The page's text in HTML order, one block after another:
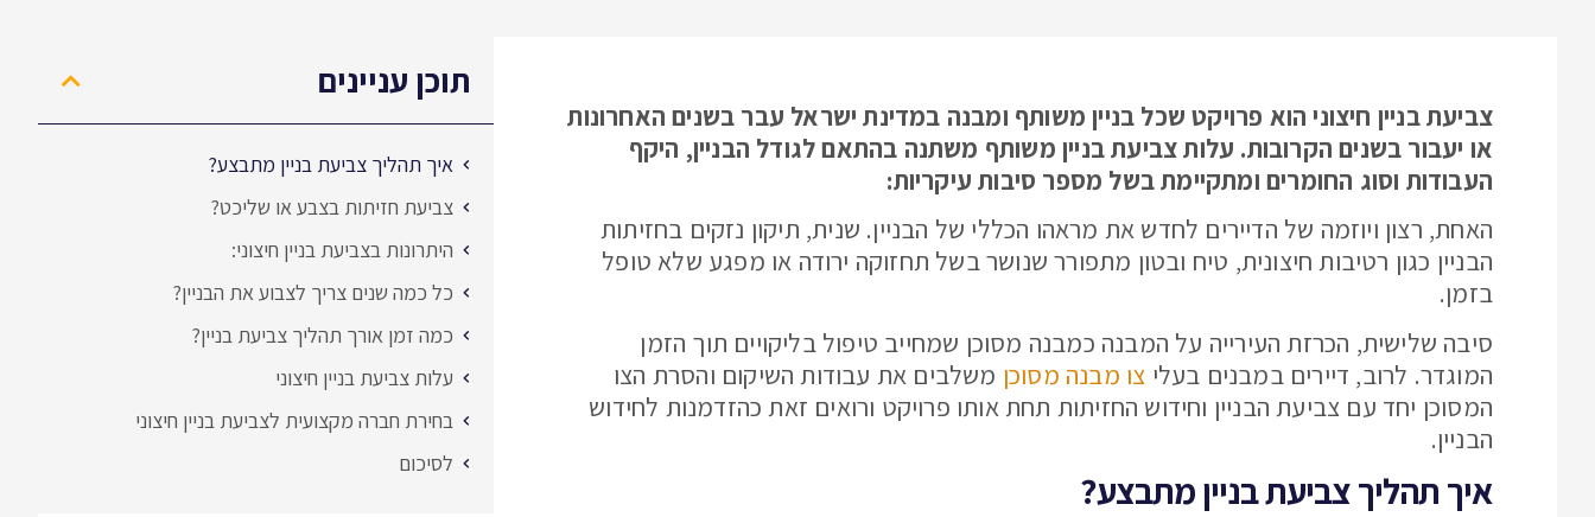
צביעת בניין חיצוני הוא פרויקט שכל בניין משותף ומבנה במדינת ישראל עבר בשנים האחרונות
או יעבור בשנים הקרובות. עלות צביעת בניין משותף משתנה בהתאם לגודל הבניין, היקף
העבודות וסוג החומרים ומתקיימת בשל מספר סיבות עיקריות:
האחת, רצון ויוזמה של הדיירים לחדש את מראהו הכללי של הבניין. שנית, תיקון נזקים בחזיתות
הבניין כגון רטיבות חיצונית, טיח ובטון מתפורר שנושר בשל תחזוקה ירודה או מפגע שלא טופל
בזמן.
סיבה שלישית, הכרזת העירייה על המבנה כמבנה מסוכן שמחייב טיפול בליקויים תוך הזמן
המוגדר. לרוב, דיירים במבנים בעלי צו מבנה מסוכן משלבים את עבודות השיקום והסרת הצו
המסוכן יחד עם צביעת הבניין וחידוש החזיתות תחת אותו פרויקט ורואים זאת כהזדמנות לחידוש
הבניין.
איך תהליך צביעת בניין מתבצע?
תוכן עניינים
איך תהליך צביעת בניין מתבצע?
צביעת חזיתות בצבע או שליכט?
היתרונות בצביעת בניין חיצוני:
כל כמה שנים צריך לצבוע את הבניין?
כמה זמן אורך תהליך צביעת בניין?
עלות צביעת בניין חיצוני
בחירת חברה מקצועית לצביעת בניין חיצוני
לסיכום